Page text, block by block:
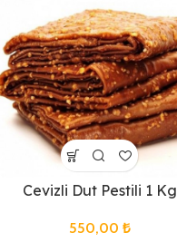
1 ürün
Cevizli Dut Pestili 1 Kg
550,00 ₺